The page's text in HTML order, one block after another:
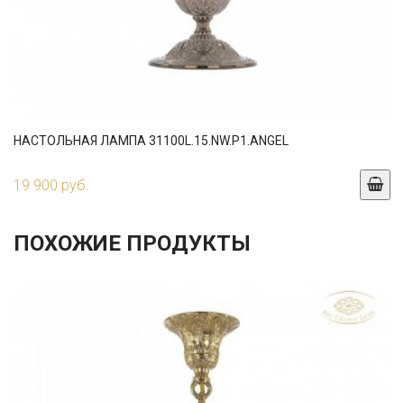
НАСТОЛЬНАЯ ЛАМПА 31100L.15.NW.P1.ANGEL
19 900 руб.
ПОХОЖИЕ ПРОДУКТЫ